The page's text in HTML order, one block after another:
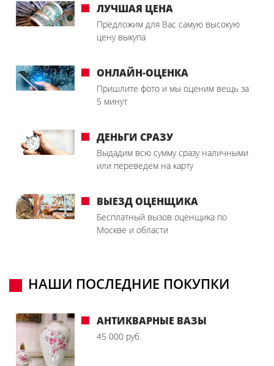
ЛУЧШАЯ ЦЕНА
Предложим для Вас самую высокую
цену выкупа
ОНЛАЙН-ОЦЕНКА
Пришлите фото и мы оценим вещь за
5 минут
ДЕНЬГИ СРАЗУ
Выдадим всю сумму сразу наличными
или переведем на карту
ВЫЕЗД ОЦЕНЩИКА
Бесплатный вызов оценщика по
Москве и области
НАШИ ПОСЛЕДНИЕ ПОКУПКИ
АНТИКВАРНЫЕ ВАЗЫ
45 000 руб.